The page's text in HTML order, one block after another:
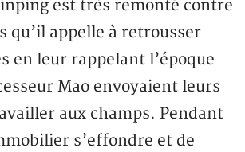
est très remonté contre
qu’il appelle à retrousser
en leur rappelant l’époque
Mao envoyaient leurs
aux champs. Pendant
s’effondre et de